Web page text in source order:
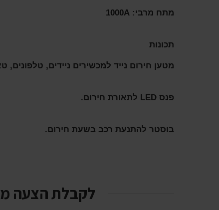
מתח מרבי: 1000A
תכונות
מטען חירום נייד למכשירים ניידים, טלפונים,
פנס LED לתאורת חירום.
בוסטר להתנעת רכב בשעת חירום.
לקבלת הצעה